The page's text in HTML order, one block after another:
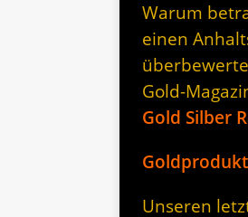
Warum
einen
Gold-
Gold Silber
Unseren